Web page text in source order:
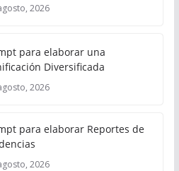
2026
para elaborar una
Diversificada
2026
para elaborar Reportes de
2026